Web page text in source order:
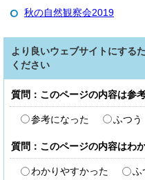
秋の自然観察会2019
より良いウェブサイトにする
ください
質問：このページの内容は参
参考になった ふつう
質問：このページの内容はわ
わかりやすかった ふ